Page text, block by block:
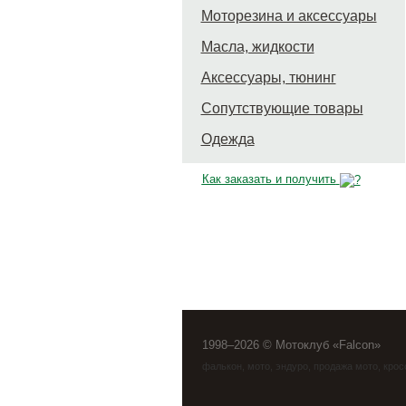
Моторезина и аксессуары
Масла, жидкости
Аксессуары, тюнинг
Сопутствующие товары
Одежда
Как заказать и получить
1998–2026 © Мотоклуб «Falcon»
фалькон мото эндуро , продажа мото,